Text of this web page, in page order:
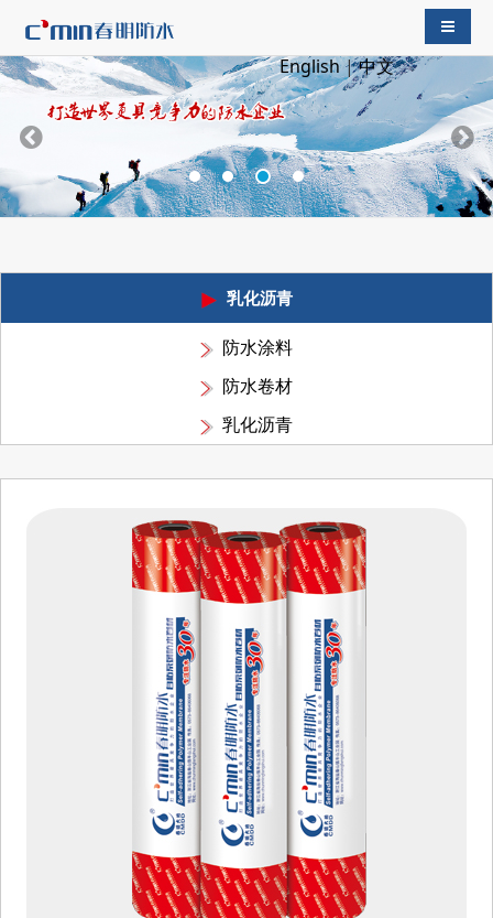
English|中文
导航切
乳化沥青
防水涂料
防水卷材
乳化沥青